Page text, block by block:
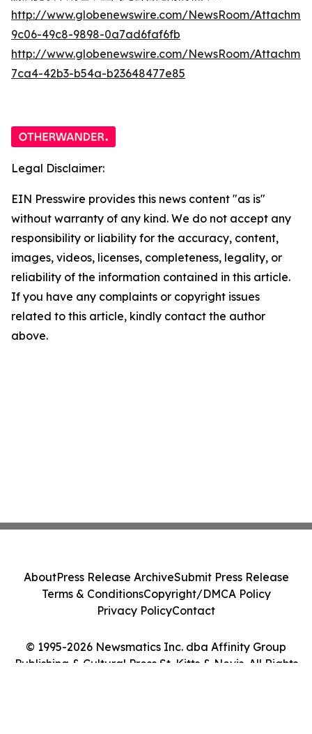
http://www.globenewswire.com/NewsRoom/
9c06-49c8-9898-0a7ad6faf6fb
http://www.globenewswire.com/NewsRoom/
7ca4-42b3-b54a-b23648477e85
Legal Disclaimer:
EIN Presswire provides this news content "as is"
without warranty of any kind. We do not accept any
responsibility or liability for the accuracy, content,
images, videos, licenses, completeness, legality, or
reliability of the information contained in this article.
If you have any complaints or copyright issues
related to this article, kindly contact the author
above.
© 1995-2026 Newsmatics Inc. dba Affinity Group
Publishing & Cultural Press St. Kitts & Nevis. All Rights
AboutPress Release ArchiveSubmit Press Release
Terms & ConditionsCopyright/DMCA Policy
Privacy PolicyContact